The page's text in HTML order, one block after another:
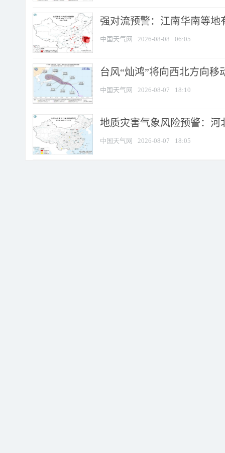
强对流预警：江南华南等地
中国天气网 2026-08-08 06:05
台风“灿鸿”将向西北方向移
中国天气网 2026-08-07 18:10
地质灾害气象风险预警：河
中国天气网 2026-08-07 18:05